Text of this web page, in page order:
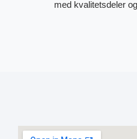
med kvalitetsdeler